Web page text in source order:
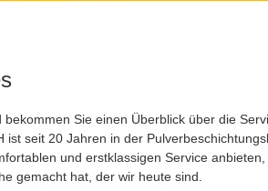
bekommen Sie einen Überblick über die
ist seit 20 Jahren in der
und erstklassigen Service
gemacht hat, der wir heute sind.